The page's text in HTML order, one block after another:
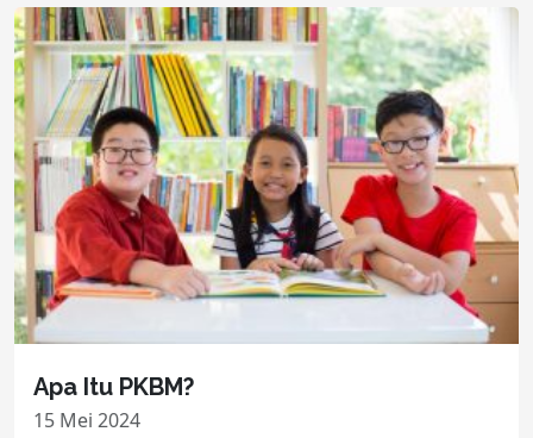
Apa Itu PKBM?
15 Mei 2024